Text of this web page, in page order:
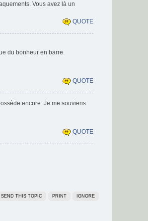
Vous avez là un
QUOTE
du bonheur en barre.
QUOTE
encore. Je me souviens
QUOTE
SEND THIS TOPIC PRINT IGNORE